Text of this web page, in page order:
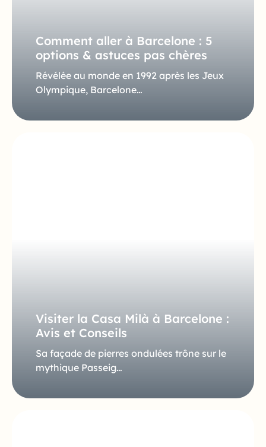
Comment aller à Barcelone : 5
options & astuces pas chères
Révélée au monde en 1992 après les Jeux
Olympique, Barcelone…
Visiter la Casa Milà à Barcelone :
Avis et Conseils
Sa façade de pierres ondulées trône sur le
mythique Passeig…